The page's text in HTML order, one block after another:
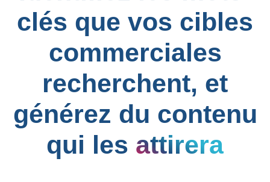
clés que vos cibles
commerciales
recherchent, et
générez du contenu
qui les attirera